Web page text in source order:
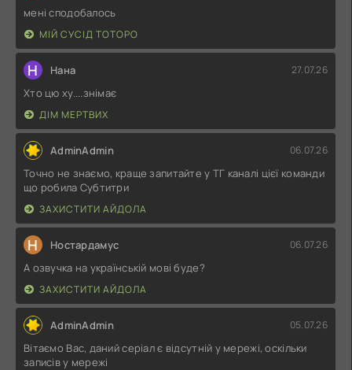
мені сподобалось
МІЙ СУСІД ТОТОРО
Н Нана 27.07.26
Хто цю ху....знімає
ДІМ МЕРТВИХ
AdminAdmin 06.07.26
Точно не знаємо, краще запитайте у ТГ каналі цієї команди
що робила Субтитри
ЗАХИСТИТИ АЙДОЛА
Н Ностардамус 06.07.26
А озвучка на українській мові буде?
ЗАХИСТИТИ АЙДОЛА
AdminAdmin 05.07.26
Вітаємо Вас, даний серіал є відсутній у мережі, оскільки
записів у мережі